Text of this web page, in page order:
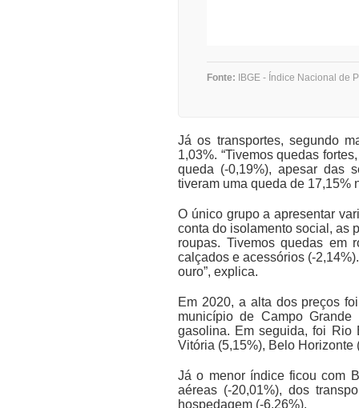
Fonte: IBGE - Índice Nacional de
Já os transportes, segundo
1,03%. “Tivemos quedas
queda (-0,19%), apesar das
tiveram uma queda de 17,15%
O único grupo a apresentar
conta do isolamento social, as
roupas. Tivemos quedas em
calçados e acessórios (-
ouro”, explica.
Em 2020, a alta dos preços
município de Campo
gasolina. Em seguida, foi Rio
Vitória (5,15%), Belo Horizonte
Já o menor índice ficou com
aéreas (-20,01%), dos
hospedagem (-6,26%).